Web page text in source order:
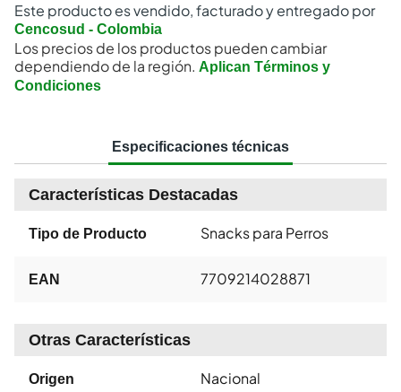
Este producto es vendido, facturado y entregado por
Cencosud - Colombia
Los precios de los productos pueden cambiar
dependiendo de la región. Aplican Términos y
Condiciones
Especificaciones técnicas
Características Destacadas
Tipo de Producto Snacks para Perros
EAN 7709214028871
Otras Características
Origen Nacional